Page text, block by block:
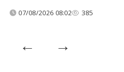
07/08/2026 08:02 385